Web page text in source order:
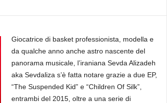
Giocatrice di basket professionista, modella e
da qualche anno anche astro nascente del
panorama musicale, l’iraniana Sevda Alizadeh
aka Sevdaliza s’è fatta notare grazie a due EP,
“The Suspended Kid” e “Children Of Silk”,
entrambi del 2015, oltre a una serie di